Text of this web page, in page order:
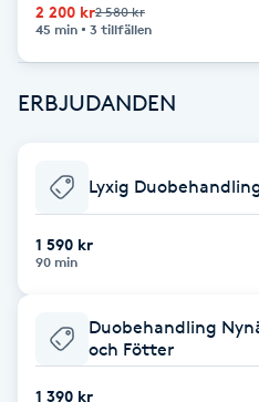
Barnklippning
Bottenfärg
Brynformning
Brynfärgning
2 200 kr2 580 kr
45 min
3 tillfällen
ERBJUDANDEN
Lyxig
1 590 kr
90 min
Duobehandling
och Fötter
1 390 kr